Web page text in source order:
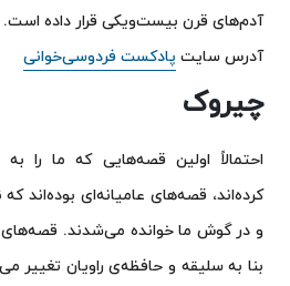
آدم‌های قرن بیست‌ویکی قرار داده است.
آدرس سایت پادکست فردوسی‌خوانی
چیروک
احتمالاً اولین قصه‌هایی که ما را به
کرده‌اند، قصه‌های عامیانه‌ای بوده‌اند
و در گوش ما خوانده می‌شدند. قصه‌های
بنا به سلیقه و حافظه‌ی راویان تغییر